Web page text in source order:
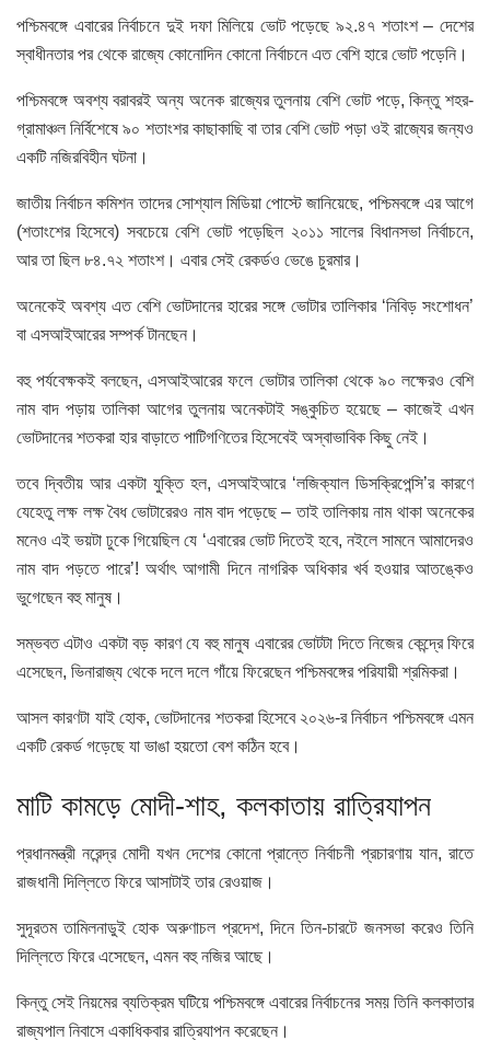
পশ্চিমবঙ্গে এবারের নির্বাচনে দুই দফা মিলিয়ে ভোট পড়েছে ৯২.৪৭ শতাংশ – দেশের
স্বাধীনতার পর থেকে রাজ্যে কোনোদিন কোনো নির্বাচনে এত বেশি হারে ভোট পড়েনি।
পশ্চিমবঙ্গে অবশ্য বরাবরই অন্য অনেক রাজ্যের তুলনায় বেশি ভোট পড়ে, কিন্তু শহর-
গ্রামাঞ্চল নির্বিশেষে ৯০ শতাংশর কাছাকাছি বা তার বেশি ভোট পড়া ওই রাজ্যের জন্যও
একটি নজিরবিহীন ঘটনা।
জাতীয় নির্বাচন কমিশন তাদের সোশ্যাল মিডিয়া পোস্টে জানিয়েছে, পশ্চিমবঙ্গে এর আগে
(শতাংশের হিসেবে) সবচেয়ে বেশি ভোট পড়েছিল ২০১১ সালের বিধানসভা নির্বাচনে,
আর তা ছিল ৮৪.৭২ শতাংশ। এবার সেই রেকর্ডও ভেঙে চুরমার।
অনেকেই অবশ্য এত বেশি ভোটদানের হারের সঙ্গে ভোটার তালিকার ‘নিবিড় সংশোধন’
বা এসআইআরের সম্পর্ক টানছেন।
বহু পর্যবেক্ষকই বলছেন, এসআইআরের ফলে ভোটার তালিকা থেকে ৯০ লক্ষেরও বেশি
নাম বাদ পড়ায় তালিকা আগের তুলনায় অনেকটাই সঙ্কুচিত হয়েছে – কাজেই এখন
ভোটদানের শতকরা হার বাড়াতে পাটিগণিতের হিসেবেই অস্বাভাবিক কিছু নেই।
তবে দ্বিতীয় আর একটা যুক্তি হল, এসআইআরে ‘লজিক্যাল ডিসক্রিপেন্সি’র কারণে
যেহেতু লক্ষ লক্ষ বৈধ ভোটারেরও নাম বাদ পড়েছে – তাই তালিকায় নাম থাকা অনেকের
মনেও এই ভয়টা ঢুকে গিয়েছিল যে ‘এবারের ভোট দিতেই হবে, নইলে সামনে আমাদেরও
নাম বাদ পড়তে পারে’! অর্থাৎ আগামী দিনে নাগরিক অধিকার খর্ব হওয়ার আতঙ্কেও
ভুগেছেন বহু মানুষ।
সম্ভবত এটাও একটা বড় কারণ যে বহু মানুষ এবারের ভোটটা দিতে নিজের কেন্দ্রে ফিরে
এসেছেন, ভিনারাজ্য থেকে দলে দলে গাঁয়ে ফিরেছেন পশ্চিমবঙ্গের পরিযায়ী শ্রমিকরা।
আসল কারণটা যাই হোক, ভোটদানের শতকরা হিসেবে ২০২৬-র নির্বাচন পশ্চিমবঙ্গে এমন
একটি রেকর্ড গড়েছে যা ভাঙা হয়তো বেশ কঠিন হবে।
মাটি কামড়ে মোদী-শাহ, কলকাতায় রাত্রিযাপন
প্রধানমন্ত্রী নরেন্দ্র মোদী যখন দেশের কোনো প্রান্তে নির্বাচনী প্রচারণায় যান, রাতে
রাজধানী দিল্লিতে ফিরে আসাটাই তার রেওয়াজ।
সুদূরতম তামিলনাডুই হোক অরুণাচল প্রদেশ, দিনে তিন-চারটে জনসভা করেও তিনি
দিল্লিতে ফিরে এসেছেন, এমন বহু নজির আছে।
কিন্তু সেই নিয়মের ব্যতিক্রম ঘটিয়ে পশ্চিমবঙ্গে এবারের নির্বাচনের সময় তিনি কলকাতার
রাজ্যপাল নিবাসে একাধিকবার রাত্রিযাপন করেছেন।